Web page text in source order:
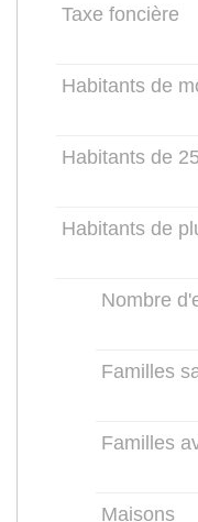
Taxe foncière
Habitants de
Habitants de
Habitants de
Nombre
Familles
Familles
Maisons